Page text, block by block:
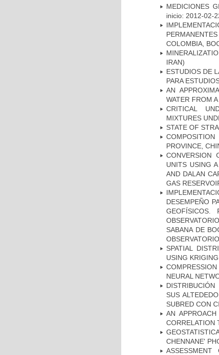
MEDICIONES
inicio: 2012-02-
COLOMBIA,
IRAN)
ESTUDIOS DE
PARA
AN
WATER FROM
CRITICAL
MIXTURES
STATE OF
PROVINCE,
CONVERSION
UNITS USING
AND DALAN
GAS
DESEMPEÑO
GEOFÍSICOS.
SABANA DE
SPATIAL
USING
NEURAL
SUS
SUBRED CON
AN
CORRELATION
CHENNANE'